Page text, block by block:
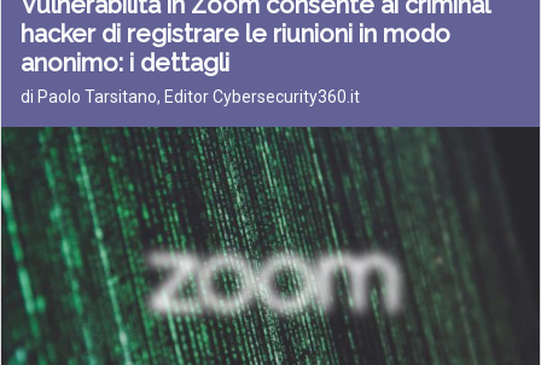
hacker di registrare le riunioni in modo
anonimo: i dettagli
di Paolo Tarsitano, Editor Cybersecurity360.it